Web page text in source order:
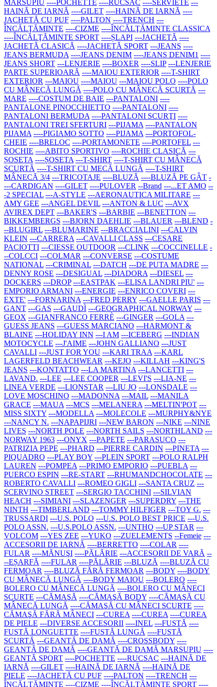
MARSUPIU ----POCHETTE ----RUCSAC ----SERVIETE ---
HAINĂ DE IARNĂ ----GILET ----HAINĂ DE IARNĂ ----
JACHETĂ CU PUF ----PALTON ----TRENCH ---
ÎNCĂLŢĂMINTE ----CIZME ----ÎNCĂLŢĂMINTE CLASSICA
----ÎNCĂLŢĂMINTE SPORT ----ȘLAPI ---JACHETĂ ----
JACHETĂ CLASICĂ ----JACHETĂ SPORT ---JEANS ----
JEANS BERMUDA ----JEANS DENIM ----JEANS DENIM1 ----
JEANS SHORT ---LENJERIE ----BOXER ----SLIP ---LENJERIE
PARTE SUPERIOARĂ ----MAIOU EXTERIOR ----T-SHIRT
EXTERIOR ---MAIOU ----MAIOU ---MAIOU POLO ----POLO
CU MÂNECĂ LUNGĂ ----POLO CU MÂNECĂ SCURTĂ ---
MARE ----COSTUM DE BAIE ---PANTALONI ----
PANTALONE PINOCCHIETTO ----PANTALONI ----
PANTALONI BERMUDA ----PANTALONI SCURŢI ----
PANTALONI TREI SFERTURI ---PIJAMA ----PANTALON
PIJAMA ----PIGIAMO SOTTO ----PIJAMA ---PORTOFOL-
CHEIE ----BRELOC ----PORTAMONETE ----PORTOFEL ---
ROCHIE ----ABITO SPORTIVO ----ROCHIE CLASICĂ ---
ȘOSETA ----ȘOSETA ---T-SHIRT ----T-SHIRT CU MÂNECĂ
SCURTĂ ----T-SHIRT CU MECĂ LUNGĂ ----T-SHIRT
MÂNECĂ 3/4 ---TRICOTAJE ----BLUZĂ ----BLUZĂ PE GÂT -
---CARDIGAN ----GILET ----PULOVER --Brand ---...ET AMO --
-2 SPECIAL ---A-STYLE ---AERONAUTICA MILITARE ---
AMY GEE ---ANGEL DEVIL ---ANTON & LUC ---AVX
AVIREX DEPT ---BAKER'S ---BARBIE ---BENETTON ---
BIKKEMBERGS ---BJORN DAEHLIE ---BLAUER ---BLEND -
--BLUGIRL ---BLUMARINE ---BRACCIALINI ---CALVIN
KLEIN ---CARRERA ---CAVALLI CLASS ---CESARE
PACIOTTI ---CIESSE OUTDOOR ---CLINK ---COCCINELLE -
--COLCCI ---COLMAR ---CONVERSE ---COSTUME
NATIONAL ---CRIMINAL ---DATCH ---DE PUTA MADRE ---
DENNY ROSE ---DESIGUAL ---DIADORA ---DIESEL ---
DOCKERS ---DROP ---EASTPAK ---ELISA LANDRI PIU' ---
EMPORIO ARMANI ---ENERGIE ---ENRICO COVERI ---
EXTE' ---FORNARINA ---FRED PERRY ---GAELLE PARIS ---
GANT ---GAS ---GAUDÌ ---GEOGRAPHICAL NORWAY ---
GEOX ---GIANFRANCO FERRÈ ---GINGER ---GOLA ---
GUESS JEANS ---GUESS MARCIANO ---HARMONT &
BLAINE ---HOLIDAY INN ---I AM ---ICEBERG ---INDIAN
MOTOCYCLE ---J'AIME ---JOHN GALLIANO ---JUST
CAVALLI ---JUST FOR YOU ---KARI TRAA ---KARL
LAGERFELD BEACHWEAR ---KEJO ---KILLAH ---KING'S
JEANS ---KONTATTO ---LA MARTINA ---LANCETTI ---
LAVAND. ---LEE ---LEE COOPER ---LEVI'S ---LIA-NE ---
LINEA VERDE ---LIONSTAR ---LIU JO ---LONSDALE ---
LOVE MOSCHINO ---MADONNA ---MAIL ---MANILA
GRACE ---MAUA ---MCS ---MELANERA ---MELTIN'POT ---
MISS SIXTY ---MODELLA ---MOLECOLE ---MURPHY&NYE
---NANCY N. ---NAPAPIJRI ---NEW BARON ---NIKE ---NINE
LIVES ---NORTH POLE ---NORTH SAILS ---NORTHLAND ---
NORWAY 1963 ---ONYX ---PAPETE ---PARASUCO ---
PATRIZIA PEPE ---PHARD ---PIERRE CARDIN ---PINETA ---
PIQUADRO ---PLAY BOY ---PLEIN SPORT ---POLO RALPH
LAUREN ---POMPEA ---PRIMO EMPORIO ---PUEBLA ---
PUERCO ESPIN ---RE-START ---RHUMANDCHOCOLATE ---
ROBERTO CAVALLI ---ROMEO GIGLI ---SANTA CRUZ ---
SCERVINO STREET ---SERGIO TACCHINI ---SILVIAN
HEACH ---SIMIANI ---SLAZENGER ---SUPERDRY ---THE
NINTH ---TIMBERLAND ---TOMMY HILFIGER ---TOY G. ---
TRUSSARDI ---U.S. POLO ---U.S. POLO BEST PRICE ---U.S.
POLO ASSN. ---U.S.POLO ASSN. ---UNTHO ---UP STAR ---
VOLCOM ---YES ZEE ---YUKO ---ZUELEMENTS --Femeie ---
ACCESORII DE IARNĂ ----BERRETTO ----COLAR ----
FULAR ----MĂNUŞI ----PĂLĂRIE ---ACCESORII DE VARĂ --
--EȘARFĂ ----FULAR ----PĂLĂRIE ---BLUZĂ ----BLUZĂ CU
FERMOAR ----BLUZĂ FĂRĂ FERMOAR ---BODY ----BODY
CU MÂNECĂ LUNGĂ ----BODY MAIOU ---BOLERO ----
BOLERO CU MÂNECĂ LUNGĂ ----BOLERO CU MÂNECI
SCURTE ---CĂMAŞĂ ----CĂMAŞĂ BODY ----CĂMAŞĂ CU
MÂNECĂ LUNGĂ ----CĂMAŞĂ CU MÂNECI SCURTE ----
CĂMAŞĂ FĂRĂ MÂNECI ---CUREA ----CUREA ----CUREA
DE PIELE ---DIVERSE ACCESORII ----INEL ---FUSTĂ ----
FUSTĂ LONGUETTE ----FUSTĂ LUNGĂ ----FUSTĂ
SCURTĂ ---GEANTĂ DE DAMĂ ----CROSSBODY ----
GEANTĂ DE DAMĂ ----GEANTĂ DE DAMĂ MARSUPIU ----
GEANTĂ SPORT ----POCHETTE ----RUCSAC ---HAINĂ DE
IARNĂ ----GILET ----HAINĂ DE IARNĂ ----HAINĂ DE
PIELE ----JACHETĂ CU PUF ----PALTON ----TRENCH ---
ÎNCĂLŢĂMINTE ----CIZME ----ÎNCĂLŢĂMINTE SPORT ----